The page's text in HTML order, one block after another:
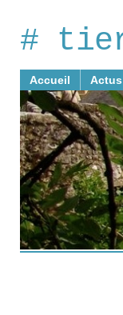
#
Accueil Actus